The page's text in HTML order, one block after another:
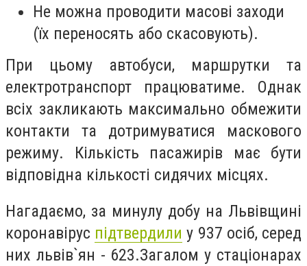
Не можна проводити масові заходи
(їх переносять або скасовують).
При цьому автобуси, маршрутки та
електротранспорт працюватиме. Однак
всіх закликають максимально обмежити
контакти та дотримуватися маскового
режиму. Кількість пасажирів має бути
відповідна кількості сидячих місцях.
Нагадаємо, за минулу добу на Львівщині
коронавірус підтвердили у 937 осіб, серед
них львів`ян - 623.Загалом у стаціонарах